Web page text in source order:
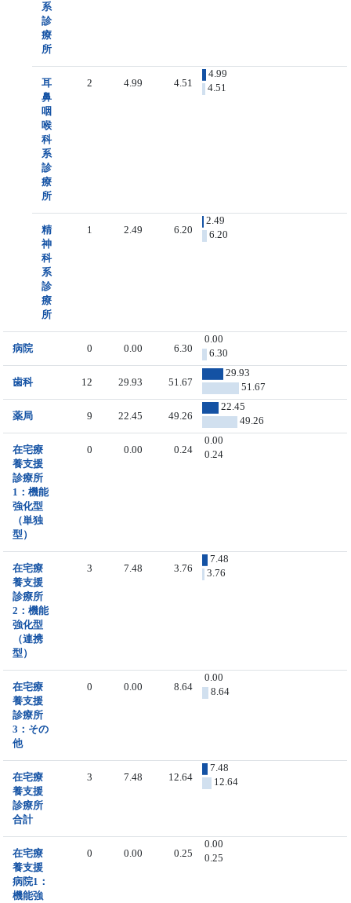
系
診
療
所
耳
鼻
咽
喉
科
系
診
療
所
2 4.99 4.51
4.99
4.51
精
神
科
系
診
療
所
1 2.49 6.20
2.49
6.20
病院 0 0.00 6.30
0.00
6.30
歯科 12 29.93 51.67
29.93
51.67
薬局 9 22.45 49.26
22.45
49.26
在宅療
養支援
診療所
1：機能
強化型
（単独
型）
0 0.00 0.24
0.00
0.24
在宅療
養支援
診療所
2：機能
強化型
（連携
型）
3 7.48 3.76
7.48
3.76
在宅療
養支援
診療所
3：その
他
0 0.00 8.64
0.00
8.64
在宅療
養支援
診療所
合計
3 7.48 12.64
7.48
12.64
在宅療
養支援
病院1：
機能強
0 0.00 0.25
0.00
0.25